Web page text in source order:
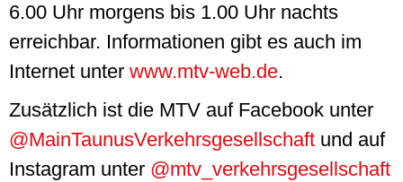
6.00 Uhr morgens bis 1.00 Uhr nachts
erreichbar. Informationen gibt es auch im
Internet unter www.mtv-web.de.
Zusätzlich ist die MTV auf Facebook unter
@MainTaunusVerkehrsgesellschaft und auf
Instagram unter @mtv_verkehrsgesellschaft